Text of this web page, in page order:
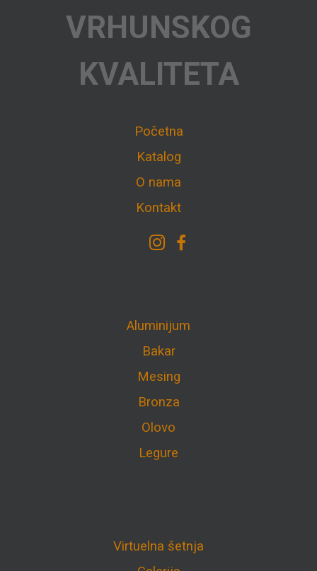
VRHUNSKOG
KVALITETA
Početna
Katalog
O nama
Kontakt
Aluminijum
Bakar
Mesing
Bronza
Olovo
Legure
Virtuelna šetnja